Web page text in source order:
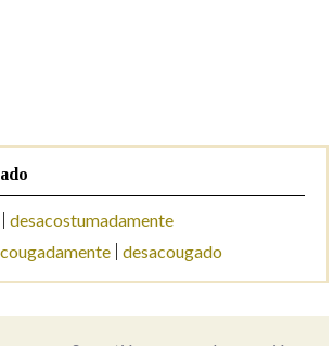
desacostumadamente
desacougado